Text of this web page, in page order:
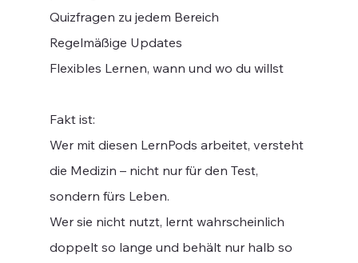
Quizfragen zu jedem Bereich
Regelmäßige Updates
Flexibles Lernen, wann und wo du willst
Fakt ist:
Wer mit diesen LernPods arbeitet, versteht
die Medizin – nicht nur für den Test,
sondern fürs Leben.
Wer sie nicht nutzt, lernt wahrscheinlich
doppelt so lange und behält nur halb so